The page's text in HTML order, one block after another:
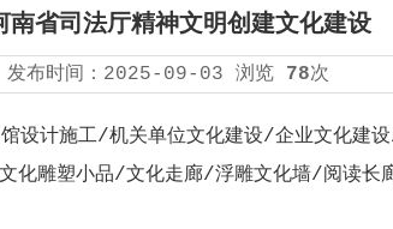
南省司法厅精神文明创建文化建设
发布时间： 2025-09-03 浏览 78次
设计施工/机关单位文化建设/企业文化
雕塑小品/文化走廊/浮雕文化墙/阅读长